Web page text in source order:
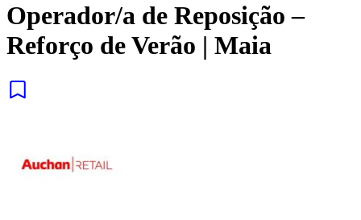
Operador/a de Reposição –
Reforço de Verão | Maia